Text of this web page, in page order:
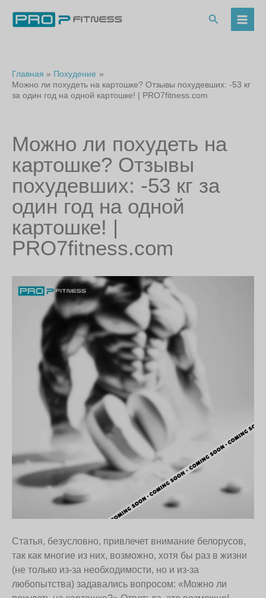
содержимому
Поиск
Главная
Похудение
Можно ли похудеть на картошке? Отзывы похудевших: -53 кг
за один год на одной картошке! | PRO7fitness.com
Можно ли похудеть на
картошке? Отзывы
похудевших: -53 кг за
один год на одной
картошке! |
PRO7fitness.com
Статья, безусловно, привлечет внимание белорусов,
так как многие из них, возможно, хотя бы раз в жизни
(не только из-за необходимости, но и из-за
любопытства) задавались вопросом: «Можно ли